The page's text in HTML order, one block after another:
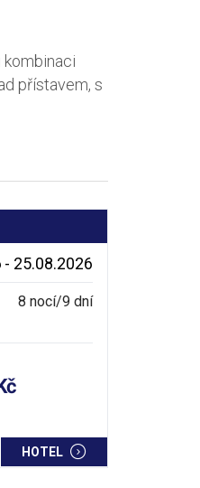
kombinaci
přístavem, s
- 25.08.2026
8 nocí/9 dní
HOTEL